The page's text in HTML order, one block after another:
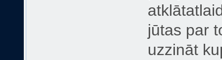
jūtas par
uzzināt